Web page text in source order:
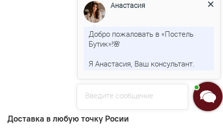
Показать еще
1 2
Доставка в любую точку Росии
Введите сообщение
Анастасия
Добро пожаловать в «Постель
Бутик»!🌸
Я Анастасия, Ваш консультант.